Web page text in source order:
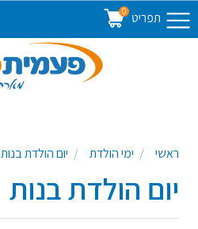
תפריט 0
ראשי ימי הולדת יום הולדת בנות
יום הולדת בנות